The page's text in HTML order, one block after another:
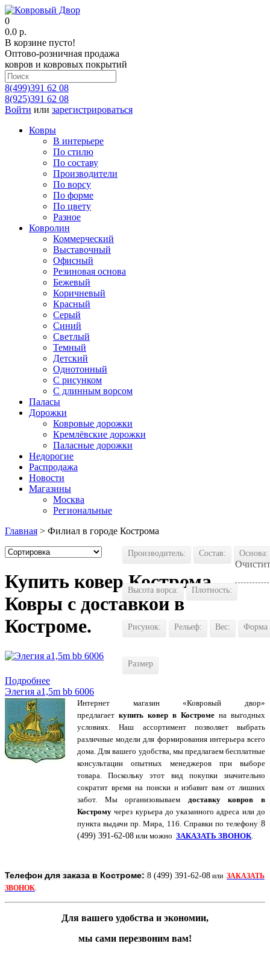
0
0.0 р.
В корзине пусто!
Оптово-розничная продажа
ковров и ковровых покрытий
8(499)391 62 08
8(925)391 62 08
Войти или зарегистрироваться
Ковры
В интерьере
По стилю
По составу
Производители
По ворсу
По форме
По цвету
Разное
Ковролин
Коммерческий
Выставочный
Офисный
Резиновая основа
Бежевый
Коричневый
Красный
Серый
Синий
Светлый
Темный
Детский
Однотонный
С рисунком
С длинным ворсом
Паласы
Дорожки
Ковровые дорожки
Кремлёвские дорожки
Паласные дорожки
Недорогие
Распродажа
Новости
Магазины
Москва
Региональные
Главная > Филиал в городе Кострома
Производитель: Состав: Основа:
Высота ворса: Плотность:
Рисунок: Рельеф: Вес: Форма
Размер
Купить ковер Кострома.
Ковры с доставкой в
Костроме.
Купить в 1 клик
Подробнее
Элегия a1,5m bb 6006
Интернет магазин «Ковровый двор»
предлагает купить ковер в Костроме на выгодных
условиях. Наш ассортимент позволяет выбрать
различные модели для формирования интерьера всего
дома. Для вашего удобства, мы предлагаем бесплатные
консультации опытных менеджеров при выборе
товара. Поскольку этот вид покупки значительно
сократит время на поиски и избавит вам от лишних
забот. Мы организовываем доставку ковров в
Кострому через курьера до указанного адреса или до
пункта выдачи пр. Мира, 116. Справки по телефону 8
(499) 391-62-08 или можно ЗАКАЗАТЬ ЗВОНОК
Телефон для заказа в Костроме: 8 (499) 391-62-08 или ЗАКАЗАТЬ
ЗВОНОК.
Для вашего удобства и экономии,
мы сами перезвоним вам!